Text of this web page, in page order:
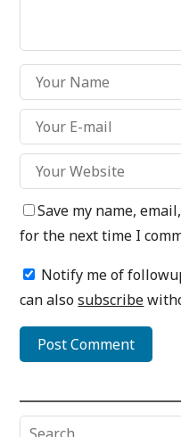
Save my name,
for the next time I
Notify me of
can alsosubscribe